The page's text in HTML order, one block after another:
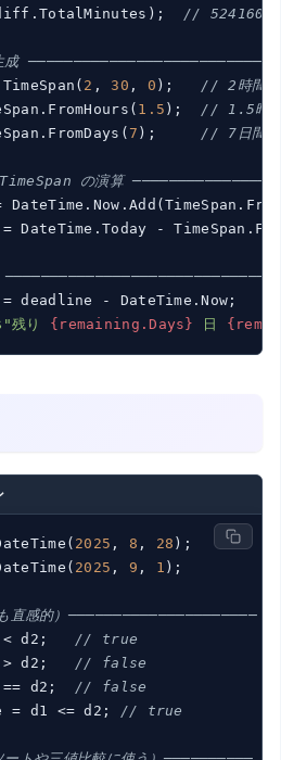
//
TimeSpan( 2 , 30 , 0 ); // 2時間
1.5 ); // 1.5時
7 ); // 7日間
の演算
DateTime.Today -
deadline - DateTime.Now;
残り {remaining.Days} 日
2025 , 8 , 28 );
2025 , 9 , 1 );
感的）─────────────────────
< d2; // true
> d2; // false
== d2; // false
= d1 <= d2; // true